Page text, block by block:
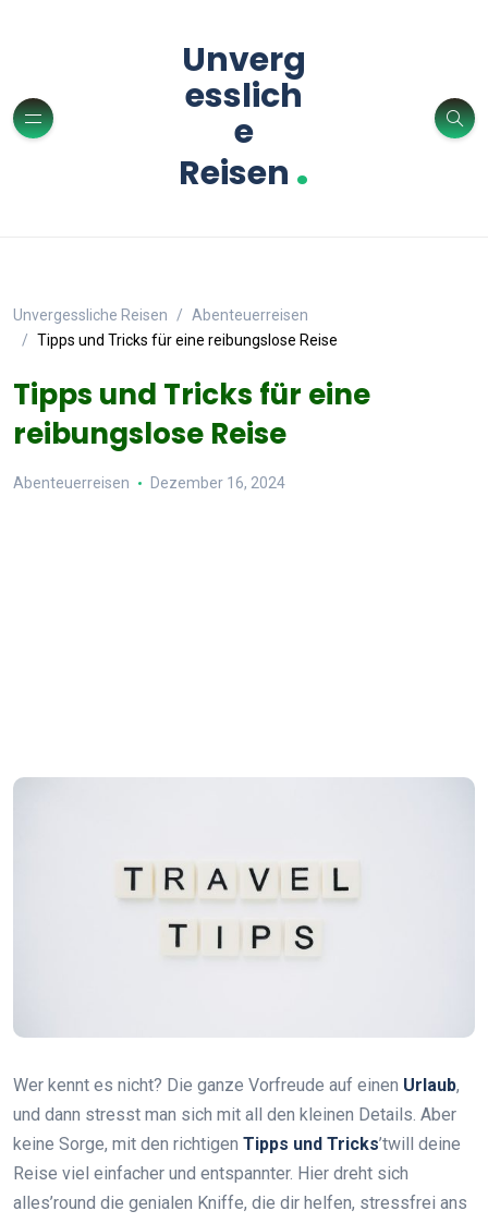
Unverg
esslich
e
Reisen .
Unvergessliche Reisen
Abenteuerreisen
Tipps und Tricks für eine reibungslose Reise
Tipps und Tricks für eine
reibungslose Reise
Abenteuerreisen Dezember 16, 2024
Wer kennt es nicht? Die ganze Vorfreude auf einen Urlaub,
und dann stresst man sich mit all den kleinen Details. Aber
keine Sorge, mit den richtigen Tipps und Tricks’twill deine
Reise viel einfacher und entspannter. Hier dreht sich
alles’round die genialen Kniffe, die dir helfen, stressfrei ans